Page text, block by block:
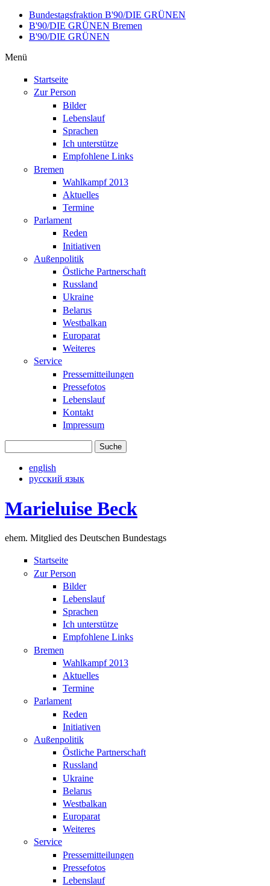
Direkt zum Inhalt
Bundestagsfraktion B'90/DIE GRÜNEN
B'90/DIE GRÜNEN Bremen
B'90/DIE GRÜNEN
Menü
Startseite
Zur Person
Bilder
Lebenslauf
Sprachen
Ich unterstütze
Empfohlene Links
Bremen
Wahlkampf 2013
Aktuelles
Termine
Parlament
Reden
Initiativen
Außenpolitik
Östliche Partnerschaft
Russland
Ukraine
Belarus
Westbalkan
Europarat
Weiteres
Service
Pressemitteilungen
Pressefotos
Lebenslauf
Kontakt
Impressum
english
русский язык
Marieluise Beck
ehem. Mitglied des Deutschen Bundestags
Startseite
Zur Person
Bilder
Lebenslauf
Sprachen
Ich unterstütze
Empfohlene Links
Bremen
Wahlkampf 2013
Aktuelles
Termine
Parlament
Reden
Initiativen
Außenpolitik
Östliche Partnerschaft
Russland
Ukraine
Belarus
Westbalkan
Europarat
Weiteres
Service
Pressemitteilungen
Pressefotos
Lebenslauf